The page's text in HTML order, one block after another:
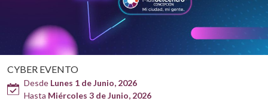
CYBER EVENTO
Desde Lunes 1 de Junio, 2026
Hasta Miércoles 3 de Junio, 2026